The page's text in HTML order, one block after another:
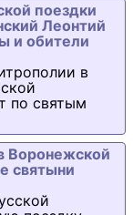
поездки
Леонтий
и обители
в
по святым
Воронежской
святыни